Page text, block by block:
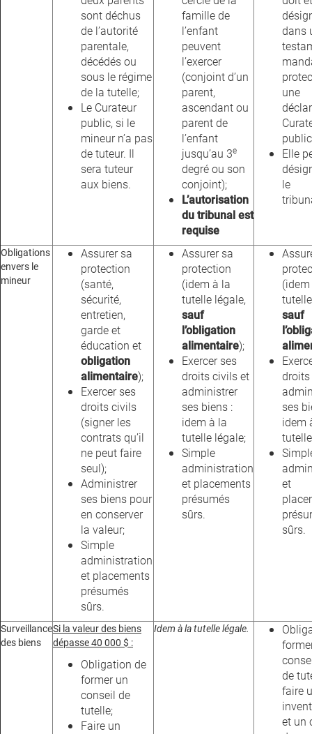
sont déchus
de l’autorité
parentale,
décédés ou
sous le régime
de la tutelle;
Le Curateur
public, si le
mineur n’a pas
de tuteur. Il
sera tuteur
aux biens.
famille de
l’enfant
peuvent
l’exercer
(conjoint d’un
parent,
ascendant ou
parent de
l’enfant
jusqu’au 3e
degré ou son
conjoint);
L’autorisation
du tribunal est
requise
dans
une
Elle
le
Obligations
envers le
mineur
Assurer sa
protection
(santé,
sécurité,
entretien,
garde et
éducation et
obligation
alimentaire);
Exercer ses
droits civils
(signer les
contrats qu’il
ne peut faire
seul);
Administrer
ses biens pour
en conserver
la valeur;
Simple
administration
et placements
présumés
sûrs.
Assurer sa
protection
(idem à la
tutelle légale,
sauf
l’obligation
alimentaire);
Exercer ses
droits civils et
administrer
ses biens :
idem à la
tutelle légale;
Simple
administration
et placements
présumés
sûrs.
sauf
ses
idem
et
sûrs.
Surveillance
des biens
Si la valeur des biens
dépasse 40 000 $ :
Obligation de
former un
conseil de
tutelle;
Faire un
Idem à la tutelle légale.
de
faire
et un